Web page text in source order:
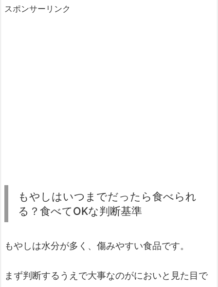
スポンサーリンク
もやしはいつまでだったら食べられ
る？食べてOKな判断基準
もやしは水分が多く、傷みやすい食品です。
まず判断するうえで大事なのがにおいと見た目で